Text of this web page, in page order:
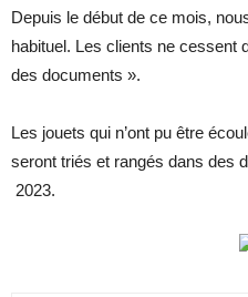
Depuis le début de ce mois,
habituel. Les clients ne cessent
des documents ».
Les jouets qui n’ont pu être
seront triés et rangés dans des
2023.